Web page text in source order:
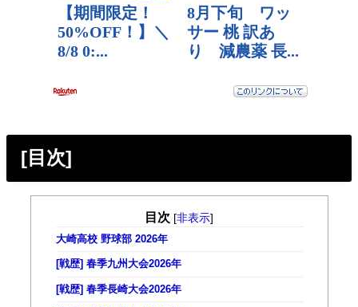
[目次]
目次 [非表示]
大崎高校 野球部 2026年
[戦歴] 春季九州大会2026年
[戦歴] 春季長崎大会2026年